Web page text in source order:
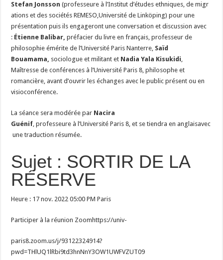
Stefan Jonsson(professeure à l’Institut d’études ethniques, de migr
ations et des sociétés REMESO,Université de Linköping) pour une
présentation puis ils engageront une conversation et discussion avec
: Étienne Balibar,préfacier du livre en français, professeur de
philosophie émérite de l’Université Paris Nanterre, Saïd
Bouamama, sociologue et militant et Nadia Yala Kisukidi,
Maîtresse de conférences à l’Université Paris 8, philosophe et
romancière, avant d’ouvrir les échanges avec le public présent ou en
visioconférence.
La séance sera modérée par Nacira
Guénif, professeure à l’Université Paris 8, et se tiendra en anglaisavec
une traduction résumée.
Sujet : SORTIR DE LA
RÉSERVE
Heure : 17 nov. 2022 05:00 PM Paris
Participer à la réunion Zoomhttps://univ-
paris8.zoom.us/j/93122324914?
pwd=THlUQ1lRbi9td3hnNnY3OW1UWFVZUT09